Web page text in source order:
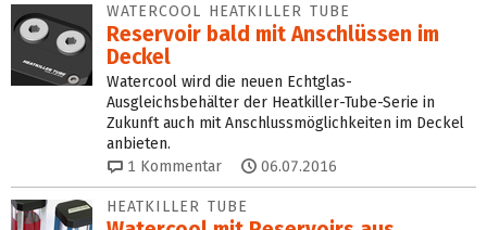
WATERCOOL HEATKILLER TUBE
Reservoir bald mit Anschlüssen im
Deckel
Watercool wird die neuen Echtglas-
Ausgleichsbehälter der Heatkiller-Tube-Serie in
Zukunft auch mit Anschlussmöglichkeiten im Deckel
anbieten.
1 Kommentar 06.07.2016
HEATKILLER TUBE